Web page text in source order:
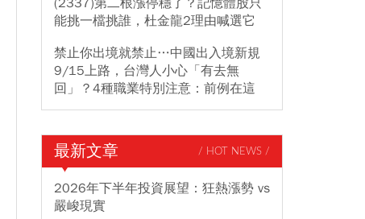
(2337)第二根漲停穩了？記憶體股只
能挑一檔挑誰，杜金龍2理由喊選它
禁止你出境就禁止…中國出入境新規
9/15上路，台灣人小心「有去無
回」？4種職業特別注意：前例在這
最新文章 / HOT NEWS /
2026年下半年投資展望：狂熱漲勢 vs
嚴峻現實